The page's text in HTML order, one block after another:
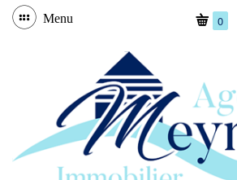
Menu 0